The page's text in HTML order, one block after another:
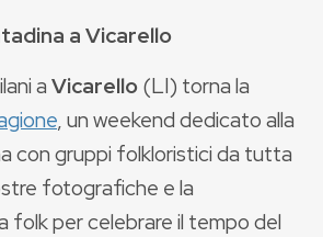
a Vicarello
aVicarello(LI) torna la
, un weekend dedicato alla
con gruppi folkloristici da tutta
fotografiche e la
folk per celebrare il tempo del